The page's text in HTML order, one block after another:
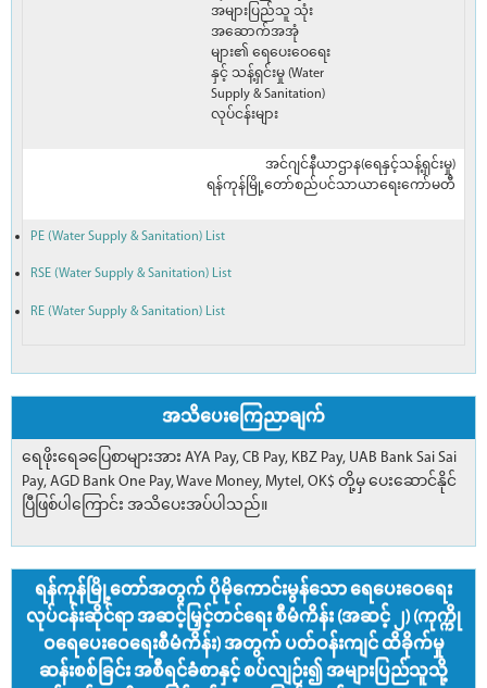
အများပြည်သူ သုံး
အဆောက်အအုံ
များ၏ ရေပေးဝေရေး
နှင့် သန့်ရှင်းမှု (Water
Supply & Sanitation)
လုပ်ငန်းများ
အင်ဂျင်နီယာဌာန(ရေနှင့်သန့်ရှင်းမှု)
ရန်ကုန်မြို့တော်စည်ပင်သာယာရေးကော်မတီ
PE (Water Supply & Sanitation) List
RSE (Water Supply & Sanitation) List
RE (Water Supply & Sanitation) List
အသိပေးကြေညာချက်
ရေဖိုးရေခပြေစာများအား AYA Pay, CB Pay, KBZ Pay, UAB Bank Sai Sai
Pay, AGD Bank One Pay, Wave Money, Mytel, OK$ တို့မှ ပေးဆောင်နိုင်
ပြီဖြစ်ပါကြောင်း အသိပေးအပ်ပါသည်။
ရန်ကုန်မြို့တော်အတွက် ပိုမိုကောင်းမွန်သော ရေပေးဝေရေး
လုပ်ငန်းဆိုင်ရာ အဆင့်မြှင့်တင်ရေး စီမံကိန်း (အဆင့် ၂) (ကုက္ကို
ဝရေပေးဝေရေးစီမံကိန်း) အတွက် ပတ်ဝန်းကျင် ထိခိုက်မှု
ဆန်းစစ်ခြင်း အစီရင်ခံစာနှင့် စပ်လျဉ်း၍ အများပြည်သူသို့